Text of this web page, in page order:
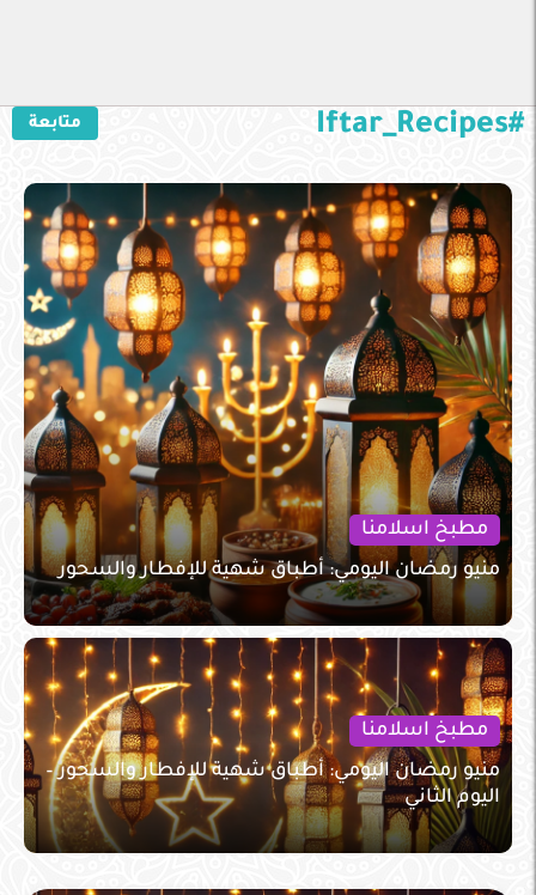
#Iftar_Recipes متابعة
مطبخ اسلامنا
منيو رمضان اليومي: أطباق شهية للإفطار والسحور
مطبخ اسلامنا
منيو رمضان اليومي: أطباق شهية للإفطار والسحور –
اليوم الثاني